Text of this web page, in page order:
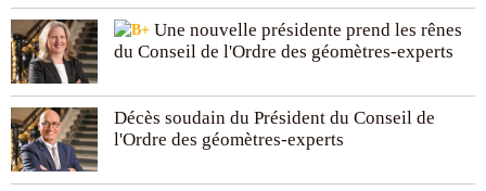
Une nouvelle présidente prend les rênes
du Conseil de l'Ordre des géomètres-experts
Décès soudain du Président du Conseil de
l'Ordre des géomètres-experts